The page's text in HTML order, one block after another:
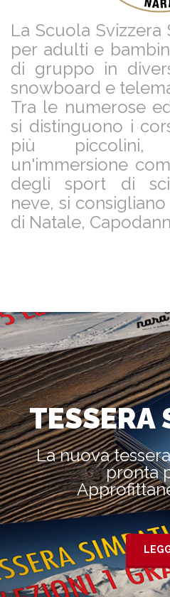
La Scuola
per adulti e
di gruppo in
snowboard e
Tra le numerose
si distinguono i
più
un'immersione
degli sport di
neve, si
di Natale,
TESSERA
La nuova
pronta